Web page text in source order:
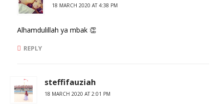
18 MARCH 2020 AT 4:38 PM
Alhamdulillah ya mbak 👏
REPLY
steffifauziah
18 MARCH 2020 AT 2:01 PM